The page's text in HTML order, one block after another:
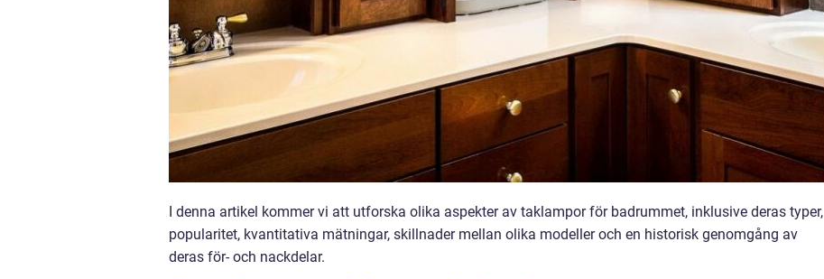
I denna artikel kommer vi att utforska olika aspekter av taklampor för badrummet, inklusive deras typer,
popularitet, kvantitativa mätningar, skillnader mellan olika modeller och en historisk genomgång av
deras för- och nackdelar.